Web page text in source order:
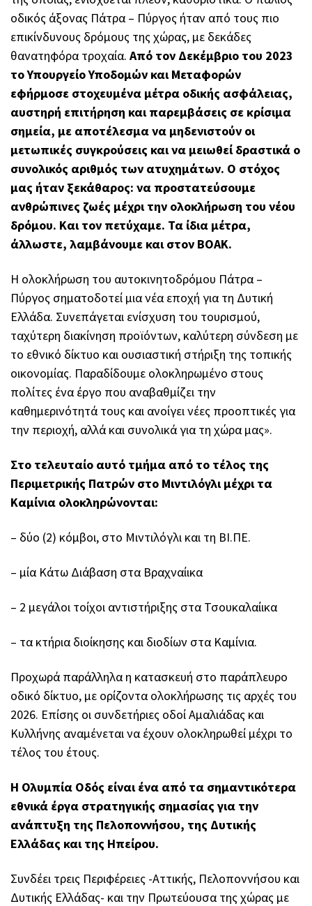
οδικός άξονας Πάτρα – Πύργος ήταν από τους πιο
επικίνδυνους δρόμους της χώρας, με δεκάδες
θανατηφόρα τροχαία. Από τον Δεκέμβριο του 2023
το Υπουργείο Υποδομών και Μεταφορών
εφήρμοσε στοχευμένα μέτρα οδικής ασφάλειας,
αυστηρή επιτήρηση και παρεμβάσεις σε κρίσιμα
σημεία, με αποτέλεσμα να μηδενιστούν οι
μετωπικές συγκρούσεις και να μειωθεί δραστικά ο
συνολικός αριθμός των ατυχημάτων. Ο στόχος
μας ήταν ξεκάθαρος: να προστατεύσουμε
ανθρώπινες ζωές μέχρι την ολοκλήρωση του νέου
δρόμου. Και τον πετύχαμε. Τα ίδια μέτρα,
άλλωστε, λαμβάνουμε και στον ΒΟΑΚ.
Η ολοκλήρωση του αυτοκινητοδρόμου Πάτρα –
Πύργος σηματοδοτεί μια νέα εποχή για τη Δυτική
Ελλάδα. Συνεπάγεται ενίσχυση του τουρισμού,
ταχύτερη διακίνηση προϊόντων, καλύτερη σύνδεση με
το εθνικό δίκτυο και ουσιαστική στήριξη της τοπικής
οικονομίας. Παραδίδουμε ολοκληρωμένο στους
πολίτες ένα έργο που αναβαθμίζει την
καθημερινότητά τους και ανοίγει νέες προοπτικές για
την περιοχή, αλλά και συνολικά για τη χώρα μας».
Στο τελευταίο αυτό τμήμα από το τέλος της
Περιμετρικής Πατρών στο Μιντιλόγλι μέχρι τα
Καμίνια ολοκληρώνονται:
– δύο (2) κόμβοι, στο Μιντιλόγλι και τη ΒΙ.ΠΕ.
– μία Κάτω Διάβαση στα Βραχναίικα
– 2 μεγάλοι τοίχοι αντιστήριξης στα Τσουκαλαίικα
– τα κτήρια διοίκησης και διοδίων στα Καμίνια.
Προχωρά παράλληλα η κατασκευή στο παράπλευρο
οδικό δίκτυο, με ορίζοντα ολοκλήρωσης τις αρχές του
2026. Επίσης οι συνδετήριες οδοί Αμαλιάδας και
Κυλλήνης αναμένεται να έχουν ολοκληρωθεί μέχρι το
τέλος του έτους.
Η Ολυμπία Οδός είναι ένα από τα σημαντικότερα
εθνικά έργα στρατηγικής σημασίας για την
ανάπτυξη της Πελοποννήσου, της Δυτικής
Ελλάδας και της Ηπείρου.
Συνδέει τρεις Περιφέρειες -Αττικής, Πελοποννήσου και
Δυτικής Ελλάδας- και την Πρωτεύουσα της χώρας με